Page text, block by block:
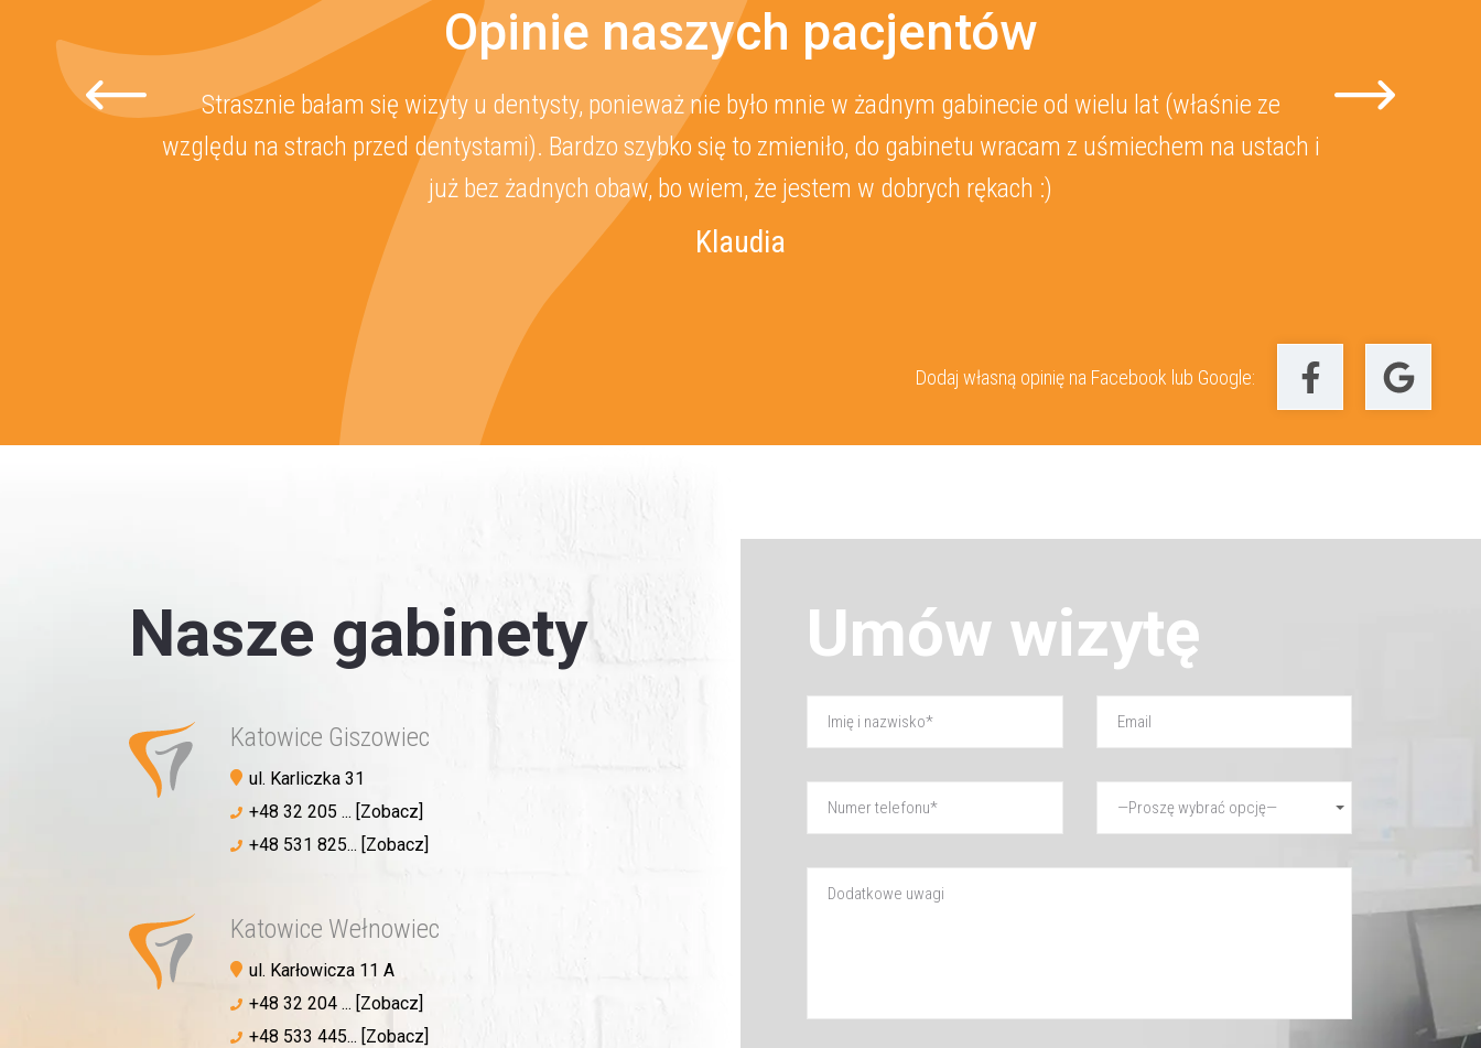
Opinie naszych pacjentów
Strasznie bałam się wizyty u dentysty, ponieważ nie było mnie w żadnym gabinecie od wielu lat (właśnie ze
względu na strach przed dentystami). Bardzo szybko się to zmieniło, do gabinetu wracam z uśmiechem na ustach i
już bez żadnych obaw, bo wiem, że jestem w dobrych rękach :)
Klaudia
Dodaj własną opinię na Facebook lub Google:
Nasze gabinety
Katowice Giszowiec
ul. Karliczka 31
+48 32 205 ... [Zobacz]
+48 531 825... [Zobacz]
Katowice Wełnowiec
ul. Karłowicza 11 A
+48 32 204 ... [Zobacz]
+48 533 445... [Zobacz]
Umów wizytę